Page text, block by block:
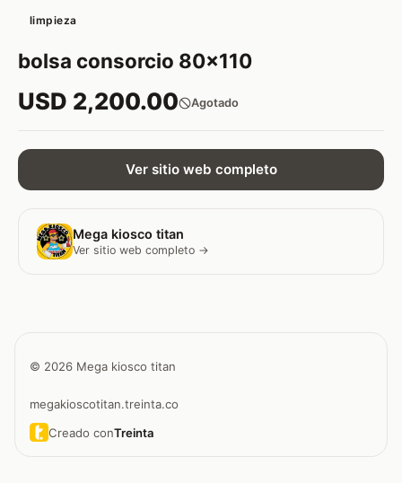
limpieza
bolsa consorcio 80x110
USD 2,200.00 Agotado
Ver sitio web completo
Mega kiosco titan
Ver sitio web completo →
© 2026 Mega kiosco titan
megakioscotitan.treinta.co
Creado conTreinta